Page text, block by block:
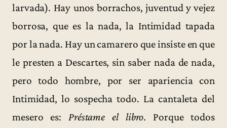
larvada). Hay unos borrachos, juventud y vejez
borrosa, que es la nada, la Intimidad tapada
por la nada. Hay un camarero que insiste en que
le presten a Descartes, sin saber nada de nada,
pero todo hombre, por ser apariencia con
Intimidad, lo sospecha todo. La cantaleta del
mesero es: Préstame el libro. Porque todos